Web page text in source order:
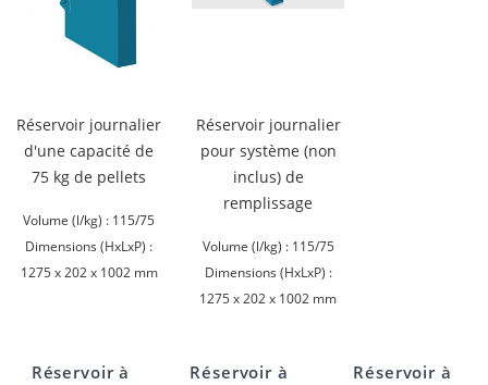
Réservoir journalier
d'une capacité de
75 kg de pellets
Volume (l/kg) : 115/75
Dimensions (HxLxP) :
1275 x 202 x 1002 mm
Réservoir journalier
pour système (non
inclus) de
remplissage
Volume (l/kg) : 115/75
Dimensions (HxLxP) :
1275 x 202 x 1002 mm
Réservoir à
Réservoir à
Réservoir à